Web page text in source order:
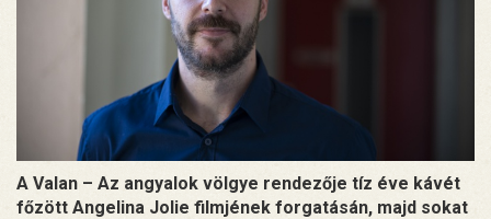
A Valan – Az angyalok völgye rendezője tíz éve kávét
főzött Angelina Jolie filmjének forgatásán, majd sokat